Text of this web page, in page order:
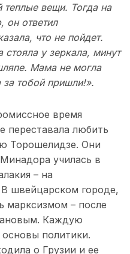
теплые вещи. Тогда на
он ответил
что не пойдет.
у зеркала, минут
Мама не могла
за тобой пришли!».
время
переставала любить
Торошелидзе. Они
училась в
– на
швейцарском городе,
марксизмом – после
Каждую
политики.
о Грузии и ее